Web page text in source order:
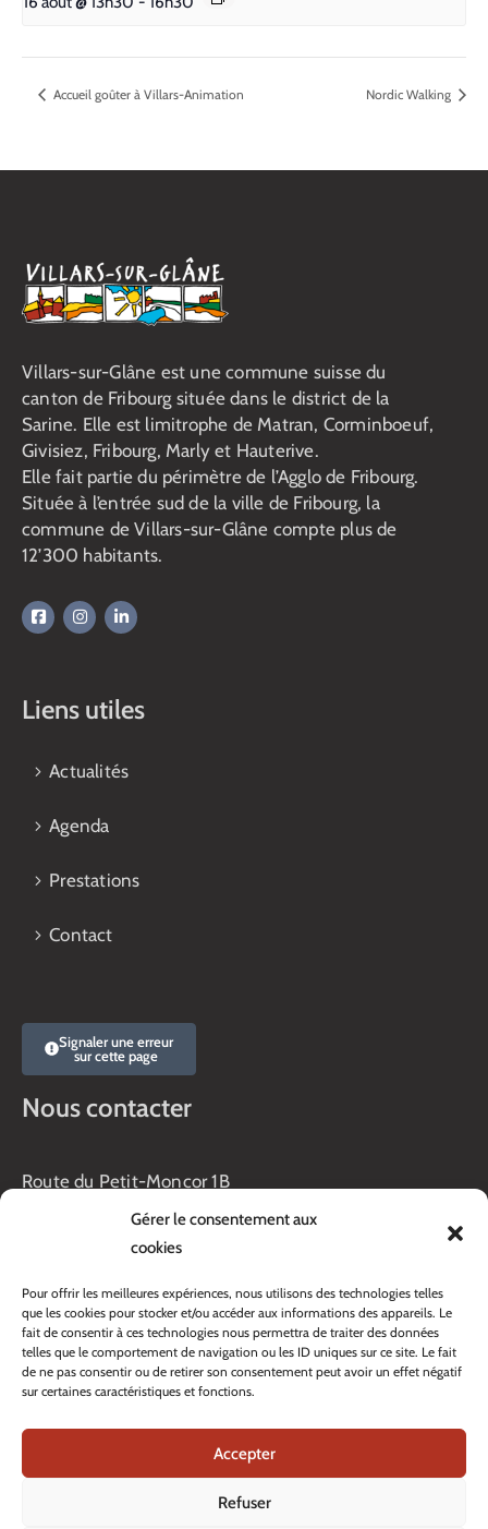
Gérer le consentement aux
cookies
Pour offrir les meilleures expériences, nous utilisons des technologies telles
que les cookies pour stocker et/ou accéder aux informations des appareils. Le
fait de consentir à ces technologies nous permettra de traiter des données
telles que le comportement de navigation ou les ID uniques sur ce site. Le fait
de ne pas consentir ou de retirer son consentement peut avoir un effet négatif
sur certaines caractéristiques et fonctions.
Accepter
Refuser
Accueil goûter à Villars-Animation Nordic Walking
Villars-sur-Glâne est une commune suisse du
canton de Fribourg située dans le district de la
Sarine. Elle est limitrophe de Matran, Corminboeuf,
Givisiez, Fribourg, Marly et Hauterive.
Elle fait partie du périmètre de l’Agglo de Fribourg.
Située à l’entrée sud de la ville de Fribourg, la
commune de Villars-sur-Glâne compte plus de
12’300 habitants.
Liens utiles
Actualités
Agenda
Prestations
Contact
Signaler une erreur
sur cette page
Nous contacter
Route du Petit-Moncor 1B
1752 Villars-sur-Glâne
Lundi au jeudi :
8h00 – 11h30
13h45 – 17h00
Vendredi :
8h00 – 16h00
+41 26 408 33 33
Contacter nos services